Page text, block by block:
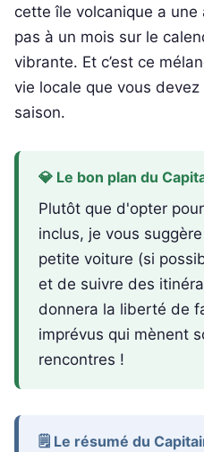
cette île volcanique a une
pas à un mois sur le
vibrante. Et c’est ce
vie locale que vous
saison.
💎 Le bon plan du
Plutôt que d'opter
inclus, je vous
petite voiture (si
et de suivre des
donnera la liberté de
imprévus qui mènent
rencontres !
🗒️ Le résumé du